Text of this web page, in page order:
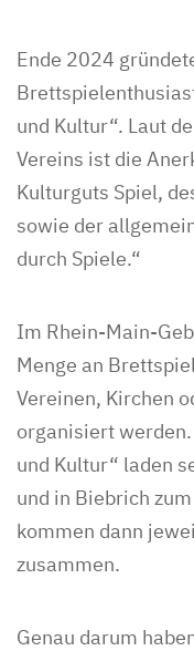
Ende 2024
und Kultur“. Laut
Vereins ist die
Kulturguts Spiel,
sowie der
durch Spiele.“
Im Rhein-Main-
Menge an
Vereinen, Kirchen
organisiert
und Kultur“ laden
und in Biebrich
kommen dann
zusammen.
Genau darum